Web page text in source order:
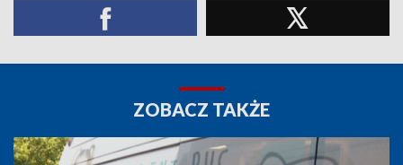
ZOBACZ TAKŻE